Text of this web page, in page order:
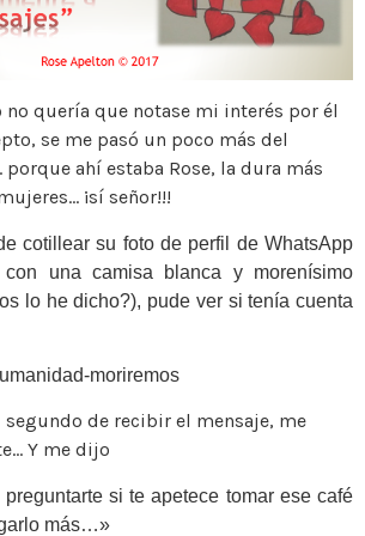
no quería que notase mi interés por él
se me pasó un poco más del
ahí estaba Rose, la dura más
¡sí señor!!!
cotillear su foto de perfil de WhatsApp
una camisa blanca y morenísimo
lo he dicho?), pude ver si tenía cuenta
segundo de recibir el mensaje, me
Y me dijo
preguntarte si te apetece tomar ese café
más…»